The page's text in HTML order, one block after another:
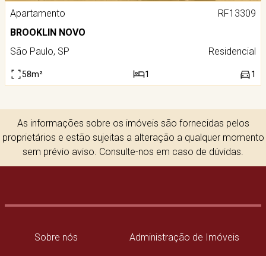
Apartamento
RF13309
BROOKLIN NOVO
São Paulo, SP
Residencial
58m² 1 1
As informações sobre os imóveis são fornecidas pelos
proprietários e estão sujeitas a alteração a qualquer momento
sem prévio aviso. Consulte-nos em caso de dúvidas.
Sobre nós Administração de Imóveis